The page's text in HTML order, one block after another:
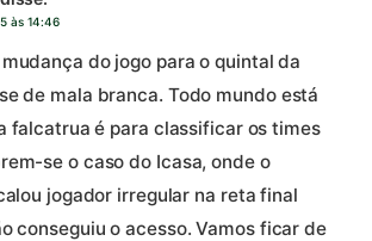
às 14:46
do jogo para o quintal da
de mala branca. Todo mundo está
falcatrua é para classificar os times
se o caso do Icasa, onde o
jogador irregular na reta final
conseguiu o acesso. Vamos ficar de